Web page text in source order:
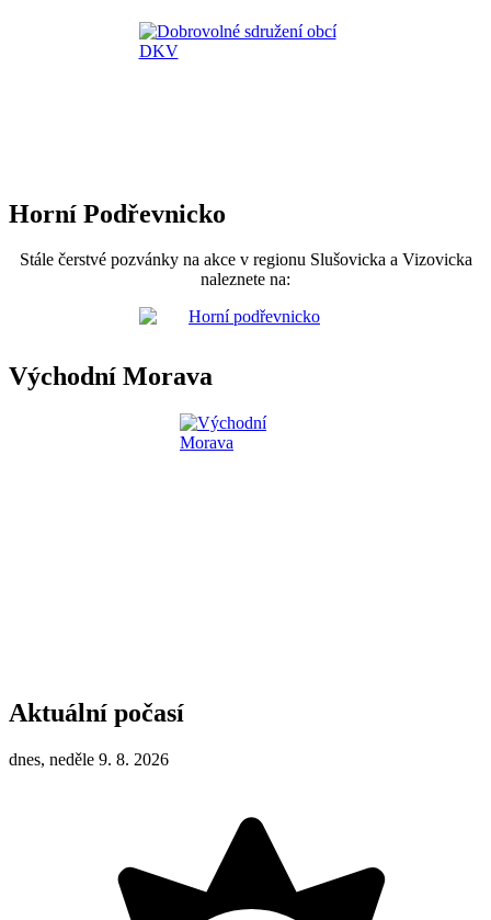
Horní Podřevnicko
Stále čerstvé pozvánky na akce v regionu Slušovicka a Vizovicka
naleznete na:
Východní Morava
Aktuální počasí
dnes, neděle 9. 8. 2026